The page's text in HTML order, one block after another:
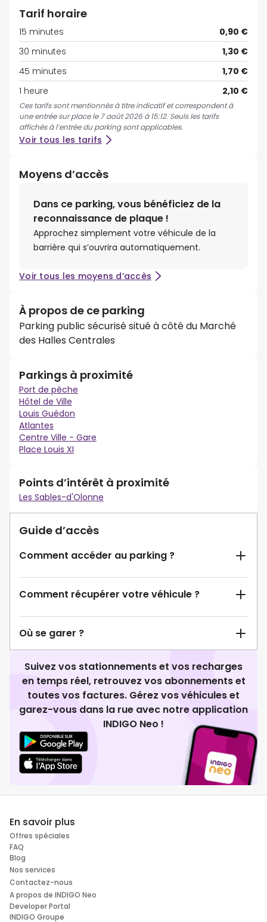
Tarif horaire
15 minutes
0,90 €
30 minutes
1,30 €
45 minutes
1,70 €
1 heure
2,10 €
Ces tarifs sont mentionnés à titre indicatif et correspondent à
une entrée sur place le 7 août 2026 à 15:12. Seuls les tarifs
affichés à l’entrée du parking sont applicables.
Voir tous les tarifs
Moyens d’accès
Dans ce parking, vous bénéficiez de la
reconnaissance de plaque !
Approchez simplement votre véhicule de la
barrière qui s’ouvrira automatiquement.
Voir tous les moyens d’accès
À propos de ce parking
Parking public sécurisé situé à côté du Marché
des Halles Centrales
Parkings à proximité
Port de pêche
Hôtel de Ville
Louis Guédon
Atlantes
Centre Ville - Gare
Place Louis XI
Points d’intérêt à proximité
Les Sables-d'Olonne
Guide d’accès
Comment accéder au parking ?
Comment récupérer votre véhicule ?
Où se garer ?
Suivez vos stationnements et vos recharges
en temps réel, retrouvez vos abonnements et
toutes vos factures. Gérez vos véhicules et
garez-vous dans la rue avec notre application
INDIGO Neo !
En savoir plus
Offres spéciales
FAQ
Blog
Nos services
Contactez-nous
A propos de INDIGO Neo
Developer Portal
INDIGO Groupe